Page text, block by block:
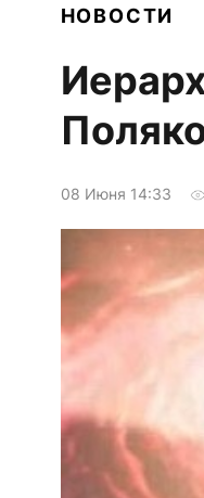
НОВОСТИ
08 Июня 14:33